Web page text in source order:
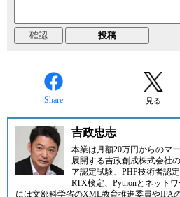
Share 見る
吉政忠志
本業は月額20万円からのマ
展開する吉政創成株式会社
ア認定試験、PHP技術者認
RTX検定、Pythonとネット
には文部科学省のXML教育推進委員やIPA